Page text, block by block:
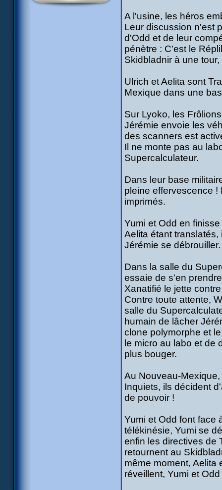
A l'usine, les héros
Leur discussion n'est
d'Odd et de leur
pénètre : C'est le
Skidbladnir à une
Ulrich et Aelita sont
Mexique dans une
Sur Lyoko, les
Jérémie envoie les
des scanners est
Il ne monte pas au
Supercalculateur.
Dans leur base
pleine effervescence
imprimés.
Yumi et Odd en
Aelita étant
Jérémie se
Dans la salle du
essaie de s'en
Xanatifié le jette
Contre toute attente,
salle du
humain de lâcher
clone polymorphe et
le micro au labo et de
plus bouger.
Au Nouveau-
Inquiets, ils décident
de pouvoir !
Yumi et Odd font face
télékinésie, Yumi se
enfin les directives de
retournent au
même moment, Aelita
réveillent, Yumi et